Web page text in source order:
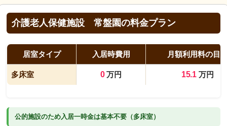
介護老人保健施設 常盤園の料金プラン
居室タイプ 入居時費用 月額利用料の目
多床室 0万円 15.1万円
公的施設のため入居一時金は基本不要（多床室）